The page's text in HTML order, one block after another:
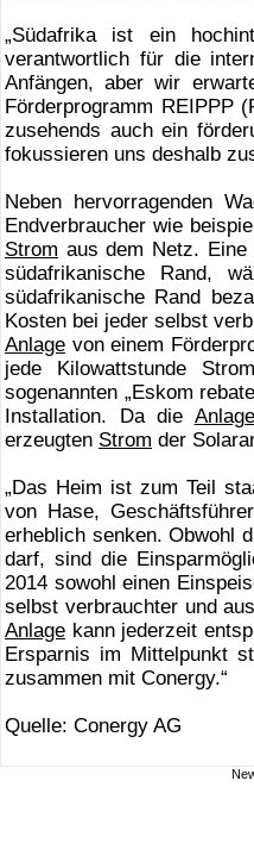
„Südafrika ist ein
verantwortlich für die
Anfängen, aber wir
Förderprogramm REIPPP
zusehends auch ein
fokussieren uns deshalb
Neben hervorragenden
Endverbraucher wie
Strom aus dem Netz. Eine
südafrikanische Rand,
südafrikanische Rand
Kosten bei jeder selbst
Anlage von einem
jede Kilowattstunde
sogenannten „Eskom
Installation. Da die Anlage
erzeugten Strom der
„Das Heim ist zum Teil
von Hase,
erheblich senken. Obwohl
darf, sind die
2014 sowohl einen
selbst verbrauchter und
Anlage kann jederzeit
Ersparnis im Mittelpunkt
zusammen mit Conergy.“
Quelle: Conergy AG